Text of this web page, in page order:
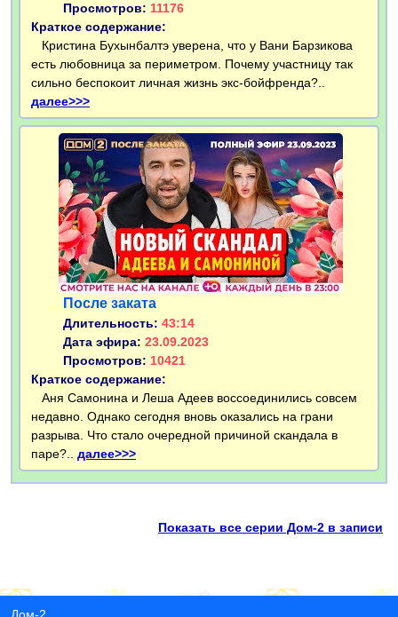
Просмотров: 11176
Краткое содержание:
Кристина Бухынбалтэ уверена, что у Вани Барзикова
есть любовница за периметром. Почему участницу так
сильно беспокоит личная жизнь экс-бойфренда?..
далее>>>
После заката
Длительность: 43:14
Дата эфира: 23.09.2023
Просмотров: 10421
Краткое содержание:
Аня Самонина и Леша Адеев воссоединились совсем
недавно. Однако сегодня вновь оказались на грани
разрыва. Что стало очередной причиной скандала в
паре?.. далее>>>
Показать все серии Дом-2 в записи